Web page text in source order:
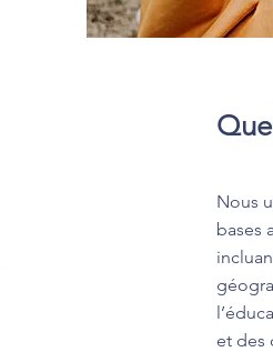
Nous
bases
et des